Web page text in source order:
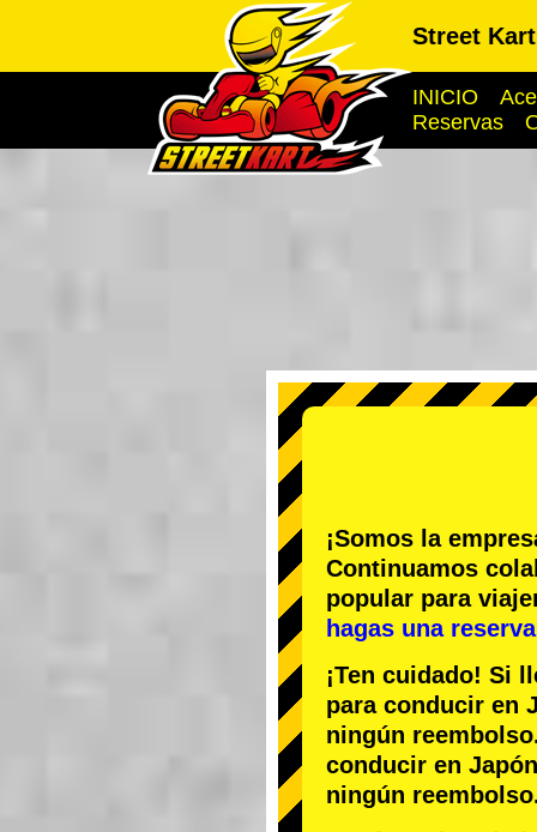
Street
INICIO
Reservas
¡Somos la
Continuamos
popular para
hagas una
¡Ten cuidado! Si
para conducir en
ningún
conducir en
ningún